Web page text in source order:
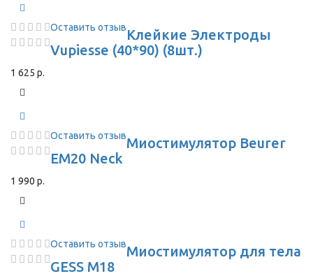
Оставить отзывКлейкие Электроды
Vupiesse (40*90) (8шт.)
1 625 р.
Оставить отзывМиостимулятор Beurer
EM20 Neck
1 990 р.
Оставить отзывМиостимулятор для тела
GESS M18